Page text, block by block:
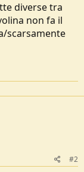
diverse tra
non fa il
scarsamente
#2